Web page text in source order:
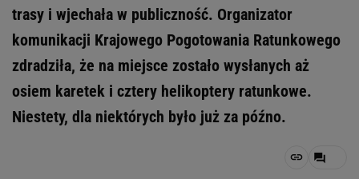
trasy i wjechała w publiczność. Organizator
komunikacji Krajowego Pogotowania Ratunkowego
zdradziła, że na miejsce zostało wysłanych aż
osiem karetek i cztery helikoptery ratunkowe.
Niestety, dla niektórych było już za późno.